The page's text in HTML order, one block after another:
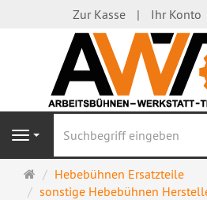
Zur Kasse Ihr Konto
Navigation
Startseite
Hebebühnen Ersatzteile
sonstige Hebebühnen